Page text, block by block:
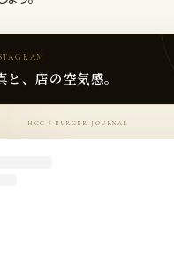
と、店の空気感。